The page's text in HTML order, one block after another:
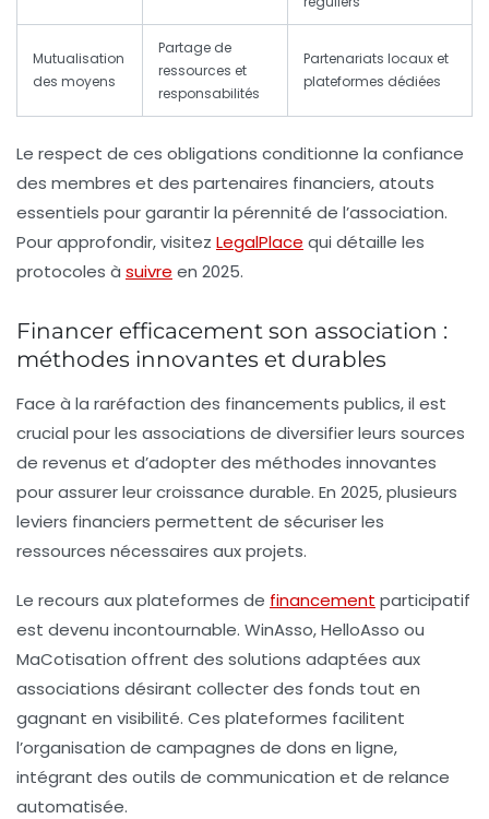
Mutualisation
des moyens
Partage de
ressources et
responsabilités
Partenariats locaux et
plateformes dédiées
Le respect de ces obligations conditionne la confiance
des membres et des partenaires financiers, atouts
essentiels pour garantir la pérennité de l’association.
Pour approfondir, visitez LegalPlace qui détaille les
protocoles à suivre en 2025.
Financer efficacement son association :
méthodes innovantes et durables
Face à la raréfaction des financements publics, il est
crucial pour les associations de diversifier leurs sources
de revenus et d’adopter des méthodes innovantes
pour assurer leur croissance durable. En 2025, plusieurs
leviers financiers permettent de sécuriser les
ressources nécessaires aux projets.
Le recours aux plateformes de financement participatif
est devenu incontournable. WinAsso, HelloAsso ou
MaCotisation offrent des solutions adaptées aux
associations désirant collecter des fonds tout en
gagnant en visibilité. Ces plateformes facilitent
l’organisation de campagnes de dons en ligne,
intégrant des outils de communication et de relance
automatisée.